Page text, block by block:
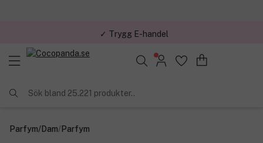
✓ Trygg E-handel
Sök bland 25.221 produkter..
Parfym/Dam/Parfym